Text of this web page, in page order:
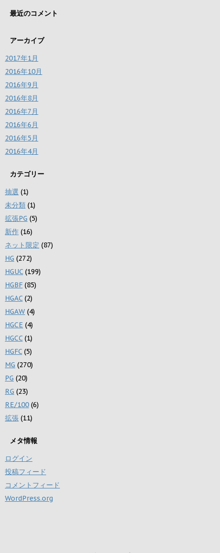
最近のコメント
アーカイブ
2017年1月
2016年10月
2016年9月
2016年8月
2016年7月
2016年6月
2016年5月
2016年4月
カテゴリー
抽選 (1)
未分類 (1)
拡張PG (5)
新作 (16)
ネット限定 (87)
HG (272)
HGUC (199)
HGBF (85)
HGAC (2)
HGAW (4)
HGCE (4)
HGCC (1)
HGFC (5)
MG (270)
PG (20)
RG (23)
RE/100 (6)
拡張 (11)
メタ情報
ログイン
投稿フィード
コメントフィード
WordPress.org